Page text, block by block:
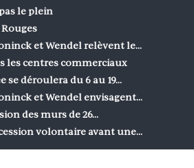
le plein
et Wendel relèvent le…
les centres commerciaux
se déroulera du 6 au 19…
et Wendel envisagent…
des murs de 26…
volontaire avant une…